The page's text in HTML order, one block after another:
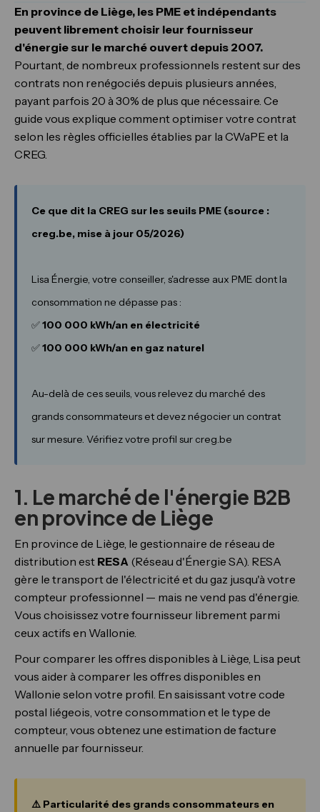
En province de Liège, les PME et indépendants
peuvent librement choisir leur fournisseur
d'énergie sur le marché ouvert depuis 2007.
Pourtant, de nombreux professionnels restent sur des
contrats non renégociés depuis plusieurs années,
payant parfois 20 à 30% de plus que nécessaire. Ce
guide vous explique comment optimiser votre contrat
selon les règles officielles établies par la CWaPE et la
CREG.
Ce que dit la CREG sur les seuils PME (source :
creg.be, mise à jour 05/2026)
Lisa Énergie, votre conseiller, s'adresse aux PME dont la
consommation ne dépasse pas :
✅100 000 kWh/an en électricité
✅100 000 kWh/an en gaz naturel
Au-delà de ces seuils, vous relevez du marché des
grands consommateurs et devez négocier un contrat
sur mesure. Vérifiez votre profil sur creg.be
1. Le marché de l'énergie B2B
en province de Liège
En province de Liège, le gestionnaire de réseau de
distribution est RESA (Réseau d'Énergie SA). RESA
gère le transport de l'électricité et du gaz jusqu'à votre
compteur professionnel — mais ne vend pas d'énergie.
Vous choisissez votre fournisseur librement parmi
ceux actifs en Wallonie.
Pour comparer les offres disponibles à Liège, Lisa peut
vous aider à comparer les offres disponibles en
Wallonie selon votre profil. En saisissant votre code
postal liégeois, votre consommation et le type de
compteur, vous obtenez une estimation de facture
annuelle par fournisseur.
⚠️ Particularité des grands consommateurs en